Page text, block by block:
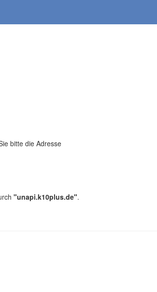
bitte die Adresse
"unapi.k10plus.de".